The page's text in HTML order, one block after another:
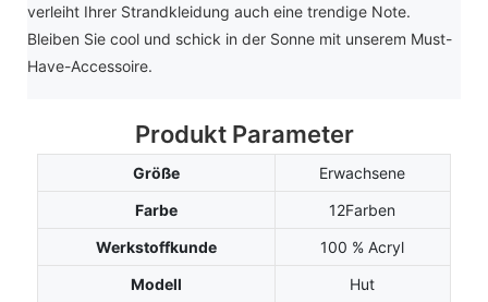
verleiht Ihrer Strandkleidung auch eine trendige Note.
Bleiben Sie cool und schick in der Sonne mit unserem Must-
Have-Accessoire.
Produkt Parameter
Größe
Erwachsene
Farbe
12Farben
Werkstoffkunde
100 % Acryl
Modell
Hut